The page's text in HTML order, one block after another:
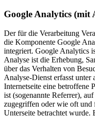
Google Analytics
Der für die Verarbeitung
die Komponente Google
integriert. Google Analytics
Analyse ist die Erhebung,
über das Verhalten von
Analyse-Dienst erfasst unter
Internetseite eine betroffene
ist (sogenannte Referrer),
zugegriffen oder wie oft und
Unterseite betrachtet